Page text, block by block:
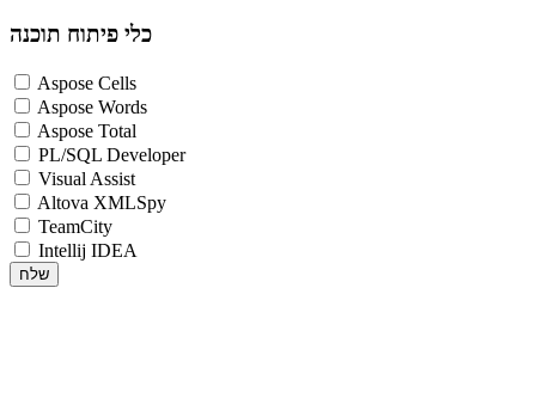
כלי פיתוח תוכנה
Aspose Cells
Aspose Words
Aspose Total
PL/SQL Developer
Visual Assist
Altova XMLSpy
TeamCity
Intellij IDEA